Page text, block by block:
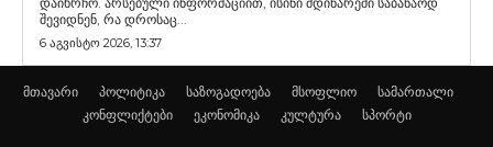
შევიდნენ, რა დროსაც...
6 აგვისტო 2026, 13:37
მთავარი პოლიტიკა საზოგადოება მსოფლიო
სამართალი
კონფლიქტები
ეკონომიკა კულტურა სპორტი